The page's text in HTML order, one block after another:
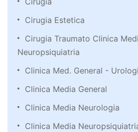
Cirugia Estetica
Cirugia Traumato Clinica
Neuropsiquiatria
Clinica Med. General -
Clinica Media General
Clinica Media Neurologia
Clinica Media